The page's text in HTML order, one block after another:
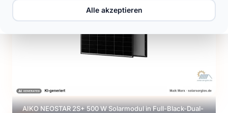
AIKO NEOSTAR 2S+ 500 W Solarmodul in Full-Black-Dual-
Alle akzeptieren